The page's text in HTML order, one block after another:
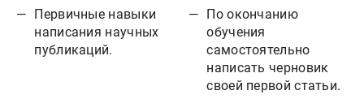
Первичные навыки
написания научных
публикаций.
По окончанию
обучения
самостоятельно
написать черновик
своей первой статьи.